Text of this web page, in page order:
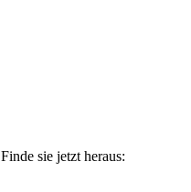
Finde sie jetzt heraus: